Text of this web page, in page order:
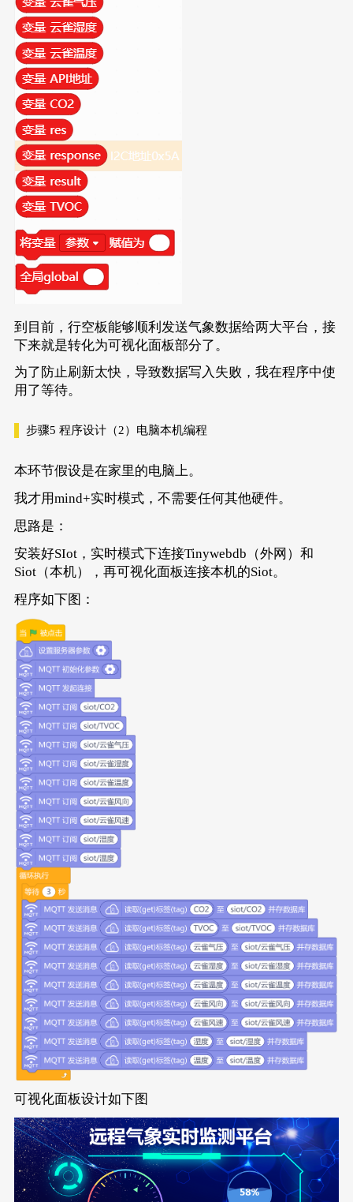
到目前，行空板能够顺利发送气象数据给两大平台，接
下来就是转化为可视化面板部分了。
为了防止刷新太快，导致数据写入失败，我在程序中使
用了等待。
步骤5 程序设计（2）电脑本机编程
本环节假设是在家里的电脑上。
我才用mind+实时模式，不需要任何其他硬件。
思路是：
安装好SIot，实时模式下连接Tinywebdb（外网）和
Siot（本机），再可视化面板连接本机的Siot。
程序如下图：
可视化面板设计如下图